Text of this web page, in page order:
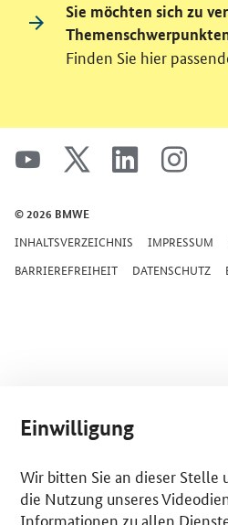
Sie möchten sich zu
Finden Sie hier
SrOnlyServicemenü
youtube linkedin instagram
© 2026 BMWE
INHALTSVERZEICHNIS IMPRESSUM
BARRIEREFREIHEIT
DATENSCHUTZ
Einwilligung
Wir bitten Sie an dieser
die Nutzung unseres
Informationen zu allen